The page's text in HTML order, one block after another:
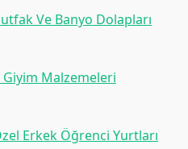
Ve Banyo Dolapları
Malzemeleri
Erkek Öğrenci Yurtları